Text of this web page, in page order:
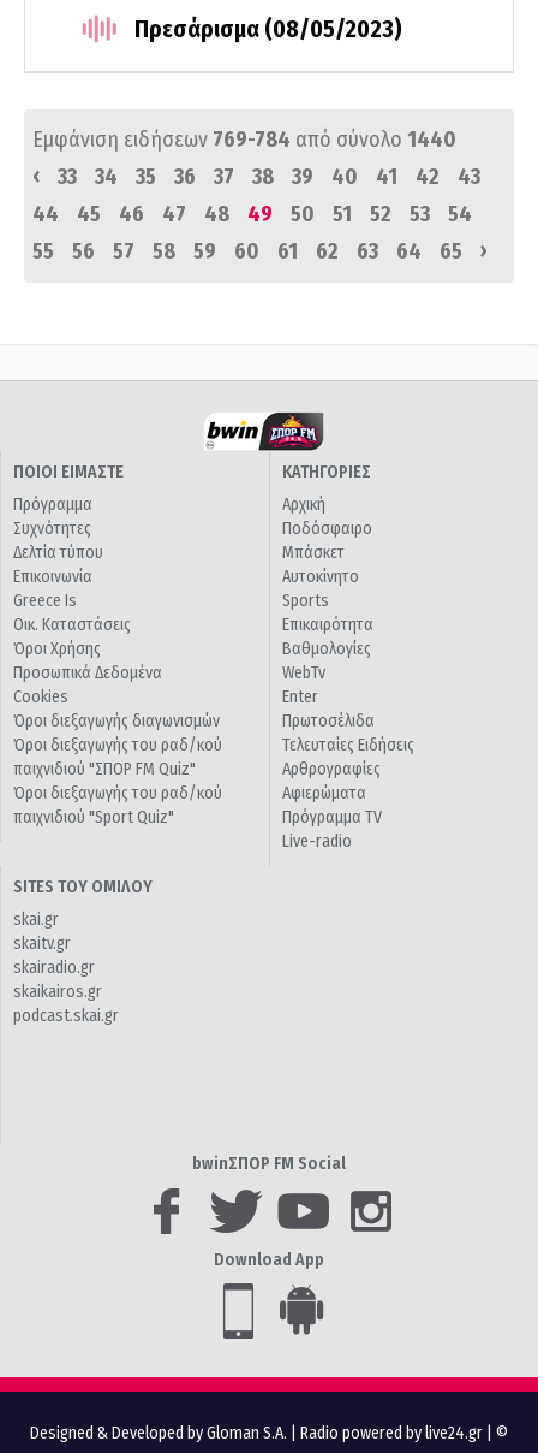
Πρεσάρισμα (08/05/2023)
Εμφάνιση ειδήσεων 769-784 από σύνολο 1440
‹
33 34 35 36 37 38 39 40 41 42
43
44
45 46 47 48 49 50 51 52 53
54
55
56 57 58 59 60 61 62 63 64 65 ›
ΠΟΙΟΙ ΕΙΜΑΣΤΕ
Πρόγραμμα
Συχνότητες
Δελτία τύπου
Επικοινωνία
Greece Is
Οικ. Καταστάσεις
Όροι Χρήσης
Προσωπικά Δεδομένα
Cookies
Όροι διεξαγωγής διαγωνισμών
Όροι διεξαγωγής του ραδ/κού
παιχνιδιού "ΣΠΟΡ FM Quiz"
Όροι διεξαγωγής του ραδ/κού
παιχνιδιού "Sport Quiz"
ΚΑΤΗΓΟΡΙΕΣ
Αρχική
Ποδόσφαιρο
Μπάσκετ
Αυτοκίνητο
Sports
Επικαιρότητα
Βαθμολογίες
WebTv
Enter
Πρωτοσέλιδα
Τελευταίες Ειδήσεις
Αρθρογραφίες
Αφιερώματα
Πρόγραμμα TV
Live-radio
SITES ΤΟΥ ΟΜΙΛΟΥ
skai.gr
skaitv.gr
skairadio.gr
skaikairos.gr
podcast.skai.gr
bwinΣΠΟΡ FM Social
Download App
Designed & Developed by Gloman S.A. Radio powered by live24.gr | ©